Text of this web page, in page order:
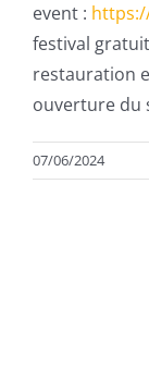
event :
festival gratuit
restauration
ouverture du
07/06/2024